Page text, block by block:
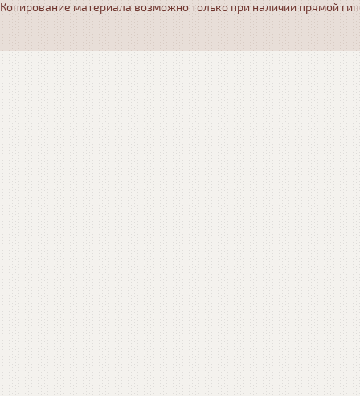
Копирование материала возможно только при наличии прямой